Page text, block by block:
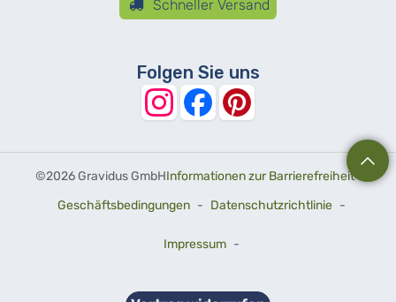
Schneller Versand
Folgen Sie uns
©2026 Gravidus GmbHInformationen zur Barrierefreiheit-
Geschäftsbedingungen - Datenschutzrichtlinie -
Impressum -